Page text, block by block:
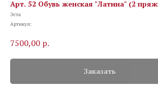
Арт. 52 Обувь женская "Латина" (2
Эста
Артикул:
7500,00 р.
Заказать